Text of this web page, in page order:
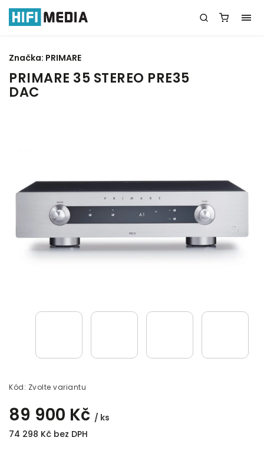
PRIMARE 35 STEREO PRE35
DAC
Kód: Zvolte variantu
89 900 Kč / ks
74 298 Kč bez DPH
Značka: PRIMARE